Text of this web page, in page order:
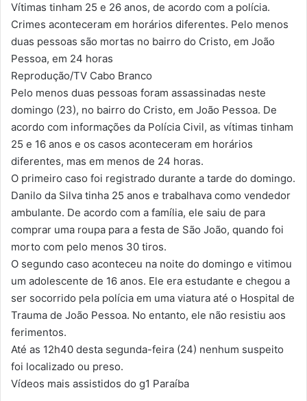
Vítimas tinham 25 e 26 anos, de acordo com a polícia.
Crimes aconteceram em horários diferentes. Pelo menos
duas pessoas são mortas no bairro do Cristo, em João
Pessoa, em 24 horas
Reprodução/TV Cabo Branco
Pelo menos duas pessoas foram assassinadas neste
domingo (23), no bairro do Cristo, em João Pessoa. De
acordo com informações da Polícia Civil, as vítimas tinham
25 e 16 anos e os casos aconteceram em horários
diferentes, mas em menos de 24 horas.
O primeiro caso foi registrado durante a tarde do domingo.
Danilo da Silva tinha 25 anos e trabalhava como vendedor
ambulante. De acordo com a família, ele saiu de para
comprar uma roupa para a festa de São João, quando foi
morto com pelo menos 30 tiros.
O segundo caso aconteceu na noite do domingo e vitimou
um adolescente de 16 anos. Ele era estudante e chegou a
ser socorrido pela polícia em uma viatura até o Hospital de
Trauma de João Pessoa. No entanto, ele não resistiu aos
ferimentos.
Até as 12h40 desta segunda-feira (24) nenhum suspeito
foi localizado ou preso.
Vídeos mais assistidos do g1 Paraíba